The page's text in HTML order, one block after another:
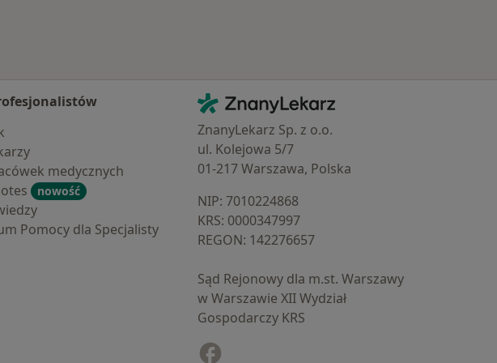
medycznych
nowość
Pomocy dla Specjalisty
Kontakt
ZnanyLekarz - Strona główna
ZnanyLekarz Sp. z o.o.
ul. Kolejowa 5/7
01-217 Warszawa, Polska
NIP: ⁠7010224868
KRS: ⁠0000347997
REGON: ⁠142276657
Sąd Rejonowy dla m.st. Warszawy
w Warszawie XII Wydział
Gospodarczy KRS